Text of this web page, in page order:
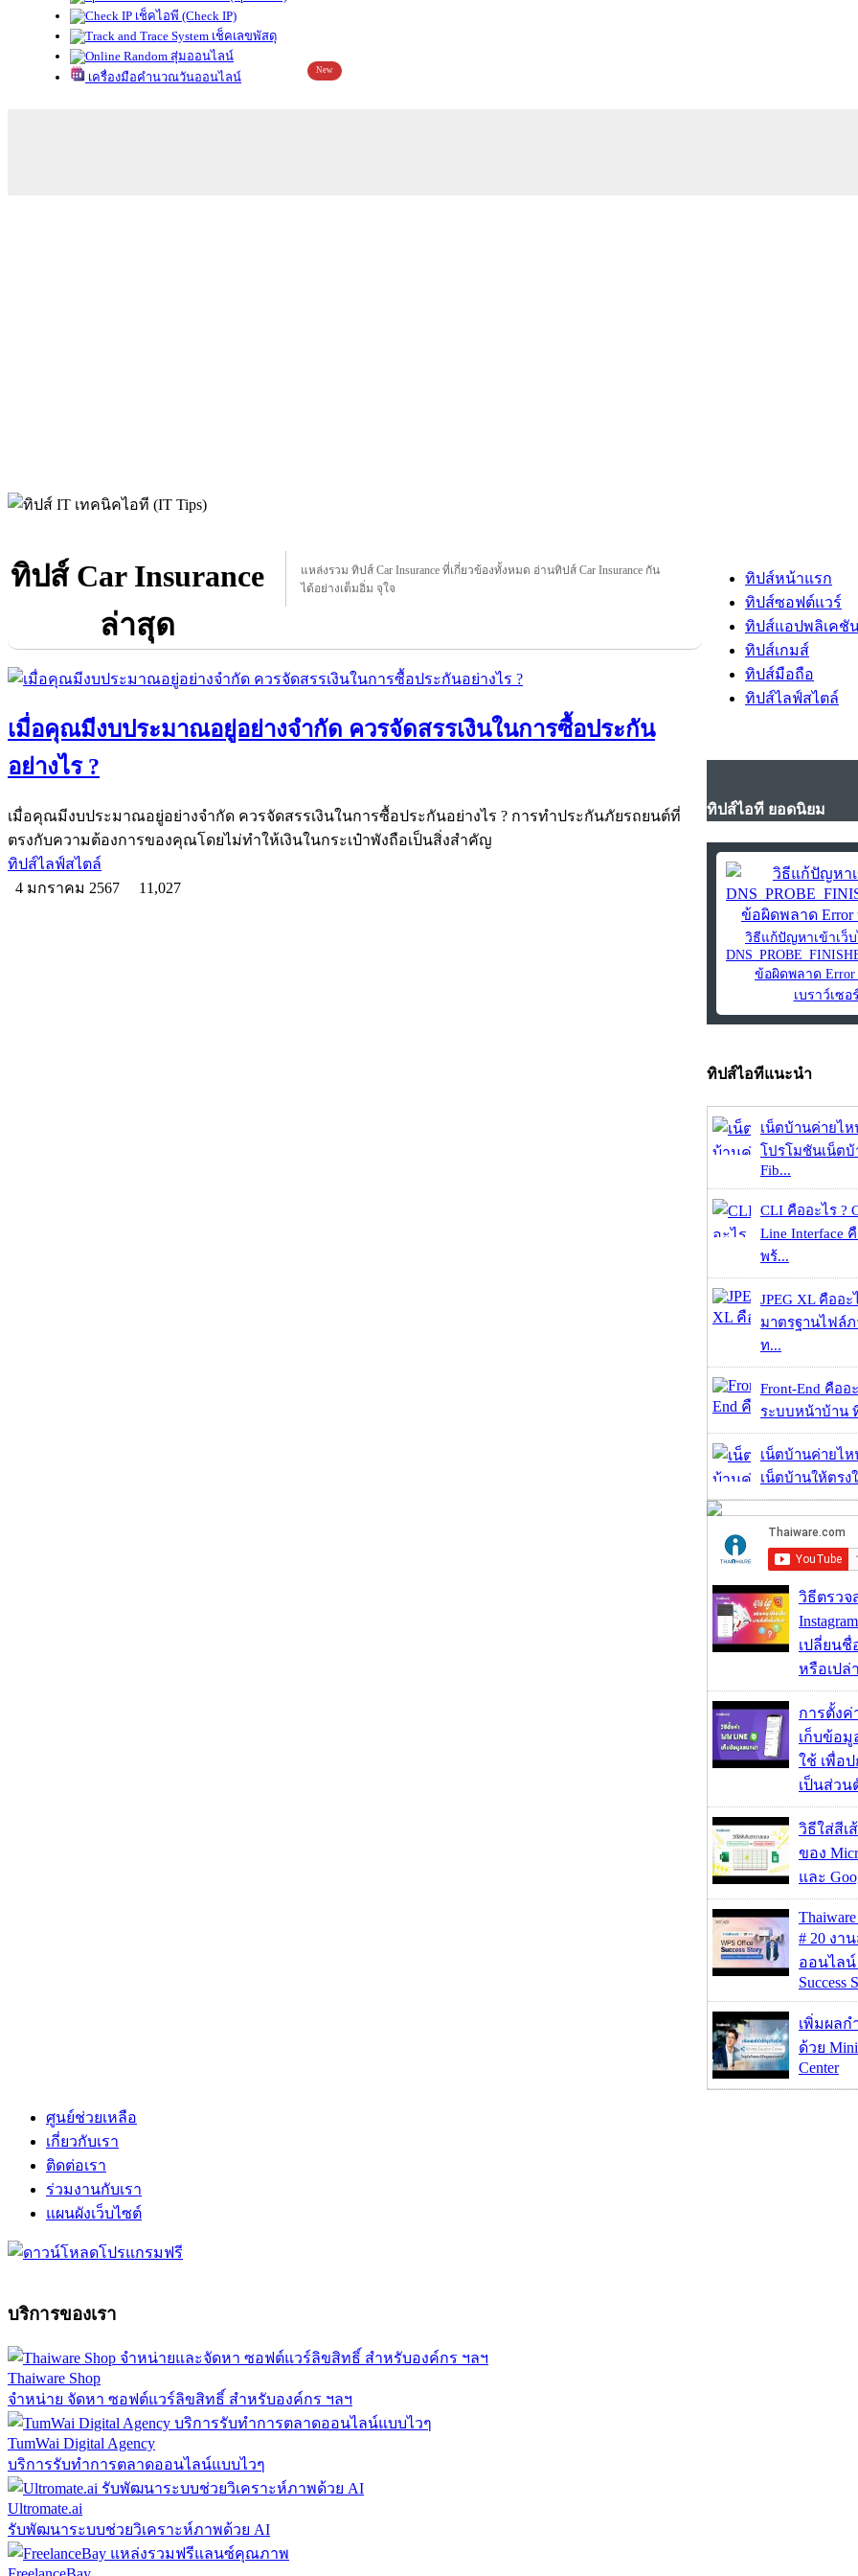
เช็คไอพี (Check IP)
เช็คเลขพัสดุ
สุ่มออนไลน์
เครื่องมือคำนวณวันออนไลน์
New
ทิปส์ Car Insurance
ล่าสุด
แหล่งรวม ทิปส์ Car Insurance ที่เกี่ยวข้องทั้งหมด อ่านทิปส์ Car Insurance กัน
ได้อย่างเต็มอิ่ม จุใจ
เมื่อคุณมีงบประมาณอยู่อย่างจำกัด ควรจัดสรรเงินในการซื้อประกัน
อย่างไร ?
เมื่อคุณมีงบประมาณอยู่อย่างจำกัด ควรจัดสรรเงินในการซื้อประกันอย่างไร ? การทำประกันภัยรถยนต์ที่
ตรงกับความต้องการของคุณโดยไม่ทำให้เงินในกระเป๋าพังถือเป็นสิ่งสำคัญ
ทิปส์ไลฟ์สไตล์
4 มกราคม 2567
11,027
ทิปส์หน้าแรก
ทิปส์ซอฟต์แวร์
ทิปส์แอปพลิเคชั
ทิปส์เกมส์
ทิปส์มือถือ
ทิปส์ไลฟ์สไตล์
ทิปส์ไอที ยอดนิยม
วิธีแก้ปัญหาเข้าเว็บ
ข้อผิดพลาด Error
เบราว์เซอ
ทิปส์ไอทีแนะนำ
เน็ตบ้านค่ายไห
โปรโมชันเน็ตบ้
Fib...
CLI คืออะไร ?
Line Interface
พร้...
JPEG XL คืออะ
มาตรฐานไฟล์
ท...
Front-End คืออ
ระบบหน้าบ้าน
เน็ตบ้านค่ายไห
เน็ตบ้านให้ตรง
วิธีตรวจ
เปลี่ยน
หรือเปล่
การตั้งค่
เก็บข้อ
ใช้ เพื่อ
เป็นส่ว
วิธีใส่สีเ
ของ
และ
# 20 งา
ออนไลน์
Success
เพิ่มผลก
ด้วย
Center
ศูนย์ช่วยเหลือ
เกี่ยวกับเรา
ติดต่อเรา
ร่วมงานกับเรา
แผนผังเว็บไซต์
บริการของเรา
Thaiware Shop
จำหน่าย จัดหา ซอฟต์แวร์ลิขสิทธิ์ สำหรับองค์กร ฯลฯ
TumWai Digital Agency
บริการรับทำการตลาดออนไลน์แบบไวๆ
Ultromate.ai
รับพัฒนาระบบช่วยวิเคราะห์ภาพด้วย AI